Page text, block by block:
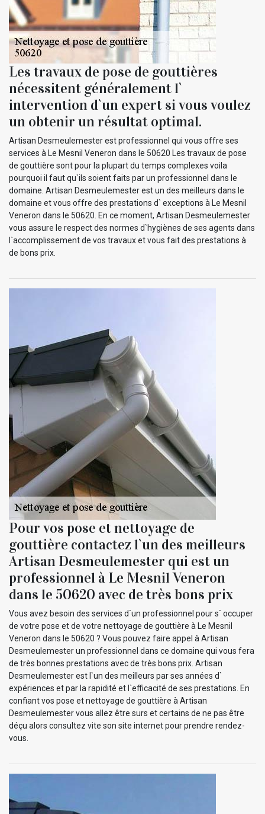
Les travaux de pose de gouttières
nécessitent généralement l`
intervention d`un expert si vous voulez
un obtenir un résultat optimal.
Artisan Desmeulemester est professionnel qui vous offre ses
services à Le Mesnil Veneron dans le 50620 Les travaux de pose
de gouttière sont pour la plupart du temps complexes voila
pourquoi il faut qu`ils soient faits par un professionnel dans le
domaine. Artisan Desmeulemester est un des meilleurs dans le
domaine et vous offre des prestations d` exceptions à Le Mesnil
Veneron dans le 50620. En ce moment, Artisan Desmeulemester
vous assure le respect des normes d`hygiènes de ses agents dans
l`accomplissement de vos travaux et vous fait des prestations à
de bons prix.
Pour vos pose et nettoyage de
gouttière contactez l`un des meilleurs
Artisan Desmeulemester qui est un
professionnel à Le Mesnil Veneron
dans le 50620 avec de très bons prix
Vous avez besoin des services d`un professionnel pour s` occuper
de votre pose et de votre nettoyage de gouttière à Le Mesnil
Veneron dans le 50620 ? Vous pouvez faire appel à Artisan
Desmeulemester un professionnel dans ce domaine qui vous fera
de très bonnes prestations avec de très bons prix. Artisan
Desmeulemester est l`un des meilleurs par ses années d`
expériences et par la rapidité et l`efficacité de ses prestations. En
confiant vos pose et nettoyage de gouttière à Artisan
Desmeulemester vous allez être surs et certains de ne pas être
déçu alors consultez vite son site internet pour prendre rendez-
vous.